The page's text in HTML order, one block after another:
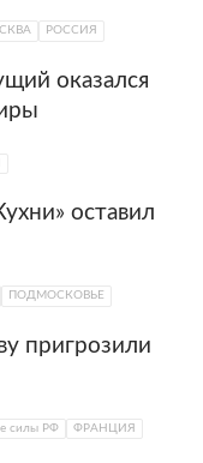
РОССИЯ
оказался
оставил
ПОДМОСКОВЬЕ
пригрозили
силы РФ ФРАНЦИЯ